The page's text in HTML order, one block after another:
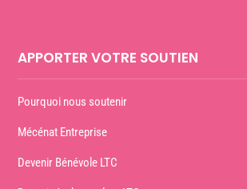
APPORTER VOTRE SOUTIEN
Pourquoi nous soutenir
Mécénat Entreprise
Devenir Bénévole LTC